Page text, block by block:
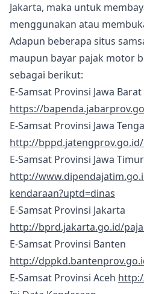
Jakarta, maka untuk
menggunakan atau
Adapun beberapa situs
maupun bayar pajak motor
sebagai berikut:
E-Samsat Provinsi Jawa Barat
https://
E-Samsat Provinsi Jawa
http://
E-Samsat Provinsi Jawa Timur
http://
kendaraan?uptd=dinas
E-Samsat Provinsi Jakarta
http://bprd.jakarta.go.id/
E-Samsat Provinsi Banten
http://
E-Samsat Provinsi Aceh